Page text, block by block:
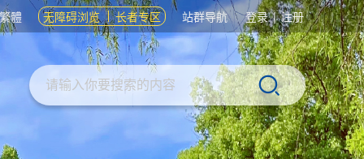
繁體 无障碍浏览 长者专区 站群导航 登录|注册